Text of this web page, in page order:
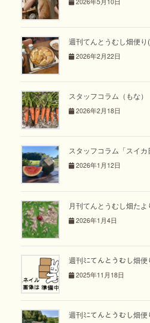
週刊てんとうむし畑便
2026年2月22日
スタッフコラム（もな）
2026年2月18日
スタッフコラム「スイカ
2026年1月12日
月刊てんとうむし畑た
2026年1月4日
週刊ﾐﾆてんとうむし畑
2025年11月18日
週刊ﾐﾆてんとうむし畑